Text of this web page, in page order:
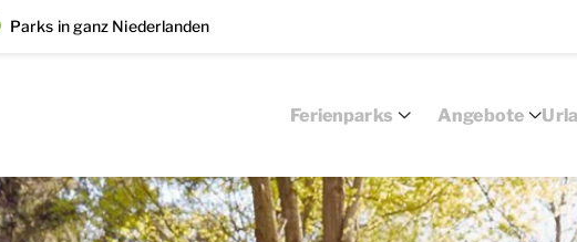
Parks in ganz Niederlanden
Ferienparks Angebote